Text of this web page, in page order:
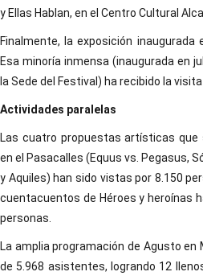
y Ellas Hablan, en el Centro Cultural
Finalmente, la exposición inaugurada
Esa minoría inmensa (inaugurada en
la Sede del Festival) ha recibido la
Actividades paralelas
Las cuatro propuestas artísticas que
en el Pasacalles (Equus vs. Pegasus,
y Aquiles) han sido vistas por 8.150
cuentacuentos de Héroes y heroínas
personas.
La amplia programación de Agusto en
de 5.968 asistentes, logrando 12